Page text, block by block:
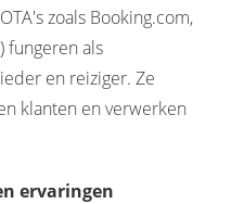
zoals Booking.com,
fungeren als
en reiziger. Ze
klanten en verwerken
ervaringen